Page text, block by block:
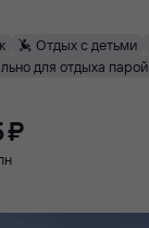
Отдых с детьми
для отдыха парой
⁠₽